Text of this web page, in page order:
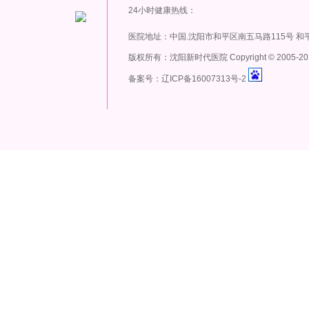
24小时健康热线：
医院地址：中国.沈阳市和平区南五马路115号 和
版权所有：沈阳新时代医院 Copyright© 2005-
备案号：辽ICP备16007313号-2